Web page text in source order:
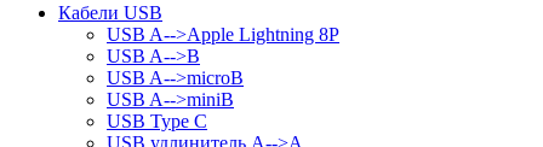
Кабели USB
USB A-->Apple Lightning 8P
USB A-->B
USB A-->microB
USB A-->miniB
USB Type C
USB удлинитель A-->A